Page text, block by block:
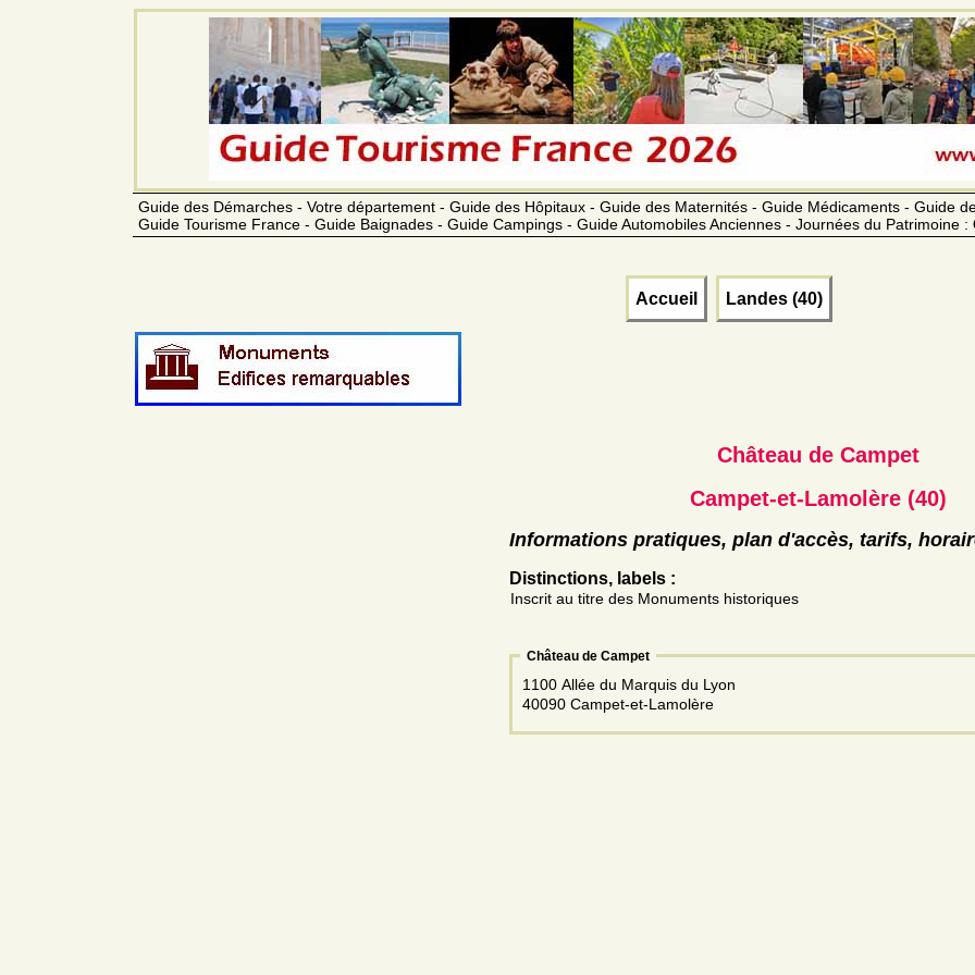
Guide des Démarches - Votre département - Guide des Hôpitaux - Guide des Maternités - Guide Médicaments - Guide
Guide Tourisme France - Guide Baignades - Guide Campings - Guide Automobiles Anciennes - Journées du Patrimoine :
Accueil Landes (40)
Château de Campet
Campet-et-Lamolère (40)
Informations pratiques, plan d'accès, tarifs,
Distinctions, labels :
Inscrit au titre des Monuments historiques
Château de Campet
1100 Allée du Marquis du Lyon
40090 Campet-et-Lamolère